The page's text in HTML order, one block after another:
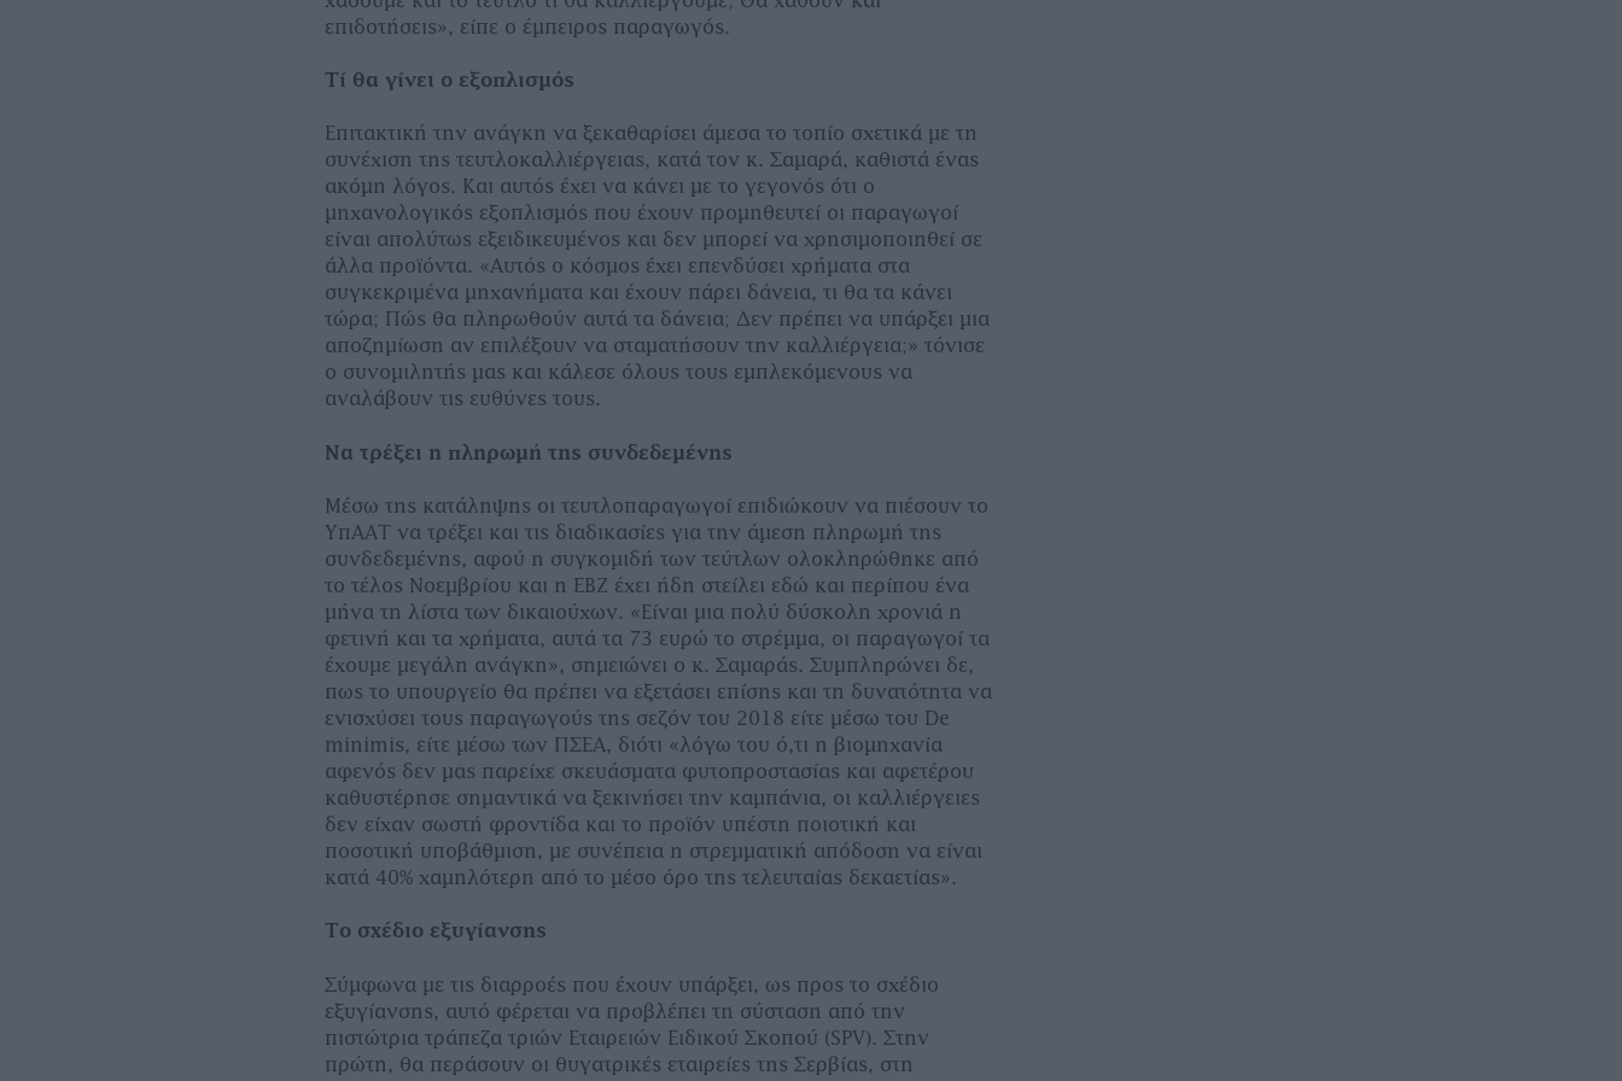
επιδοτήσεις», είπε ο έμπειρος παραγωγός.
Τί θα γίνει ο εξοπλισμός
Επιτακτική την ανάγκη να ξεκαθαρίσει άμεσα το τοπίο σχετικά με τη
συνέχιση της τευτλοκαλλιέργειας, κατά τον κ. Σαμαρά, καθιστά ένας
ακόμη λόγος. Και αυτός έχει να κάνει με το γεγονός ότι ο
μηχανολογικός εξοπλισμός που έχουν προμηθευτεί οι παραγωγοί
είναι απολύτως εξειδικευμένος και δεν μπορεί να χρησιμοποιηθεί σε
άλλα προϊόντα. «Αυτός ο κόσμος έχει επενδύσει χρήματα στα
συγκεκριμένα μηχανήματα και έχουν πάρει δάνεια, τι θα τα κάνει
τώρα; Πώς θα πληρωθούν αυτά τα δάνεια; Δεν πρέπει να υπάρξει μια
αποζημίωση αν επιλέξουν να σταματήσουν την καλλιέργεια;» τόνισε
ο συνομιλητής μας και κάλεσε όλους τους εμπλεκόμενους να
αναλάβουν τις ευθύνες τους.
Να τρέξει η πληρωμή της συνδεδεμένης
Μέσω της κατάληψης οι τευτλοπαραγωγοί επιδιώκουν να πιέσουν το
ΥπΑΑΤ να τρέξει και τις διαδικασίες για την άμεση πληρωμή της
συνδεδεμένης, αφού η συγκομιδή των τεύτλων ολοκληρώθηκε από
το τέλος Νοεμβρίου και η ΕΒΖ έχει ήδη στείλει εδώ και περίπου ένα
μήνα τη λίστα των δικαιούχων. «Είναι μια πολύ δύσκολη χρονιά η
φετινή και τα χρήματα, αυτά τα 73 ευρώ το στρέμμα, οι παραγωγοί τα
έχουμε μεγάλη ανάγκη», σημειώνει ο κ. Σαμαράς. Συμπληρώνει δε,
πως το υπουργείο θα πρέπει να εξετάσει επίσης και τη δυνατότητα να
ενισχύσει τους παραγωγούς της σεζόν του 2018 είτε μέσω του De
minimis, είτε μέσω των ΠΣΕΑ, διότι «λόγω του ό,τι η βιομηχανία
αφενός δεν μας παρείχε σκευάσματα φυτοπροστασίας και αφετέρου
καθυστέρησε σημαντικά να ξεκινήσει την καμπάνια, οι καλλιέργειες
δεν είχαν σωστή φροντίδα και το προϊόν υπέστη ποιοτική και
ποσοτική υποβάθμιση, με συνέπεια η στρεμματική απόδοση να είναι
κατά 40% χαμηλότερη από το μέσο όρο της τελευταίας δεκαετίας».
Το σχέδιο εξυγίανσης
Σύμφωνα με τις διαρροές που έχουν υπάρξει, ως προς το σχέδιο
εξυγίανσης, αυτό φέρεται να προβλέπει τη σύσταση από την
πιστώτρια τράπεζα τριών Εταιρειών Ειδικού Σκοπού (SPV). Στην
πρώτη, θα περάσουν οι θυγατρικές εταιρείες της Σερβίας, στη